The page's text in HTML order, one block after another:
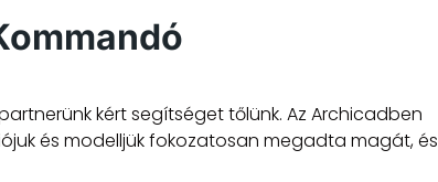
kért segítséget tőlünk. Az Archicadben
és modelljük fokozatosan megadta magát, és